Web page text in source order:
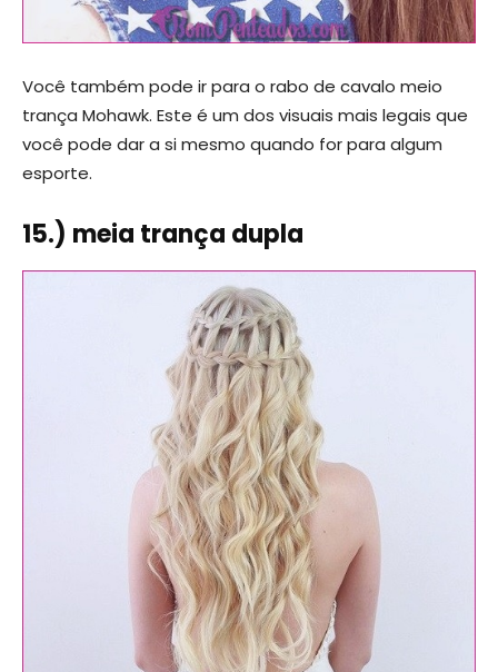
Você também pode ir para o rabo de cavalo meio
trança Mohawk. Este é um dos visuais mais legais que
você pode dar a si mesmo quando for para algum
esporte.
15.) meia trança dupla